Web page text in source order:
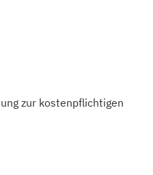
zur kostenpflichtigen